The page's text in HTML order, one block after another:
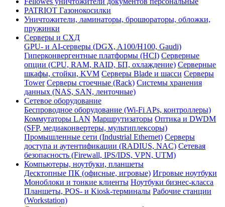
PATRIOT Газонокосилки
Уничтожители, ламинаторы, брошюраторы, обложки,
пружинки
Серверы и СХД
GPU- и AI-серверы (DGX, A100/H100, Gaudi)
Гиперконвергентные платформы (HCI) Серверные
опции (CPU, RAM, RAID, БП, охлаждение) Серверные
шкафы, стойки, KVM Серверы Blade и шасси Серверы
Tower Серверы стоечные (Rack) Системы хранения
данных (NAS, SAN, ленточные)
Сетевое оборудование
Беспроводное оборудование (Wi-Fi APs, контроллеры)
Коммутаторы LAN Маршрутизаторы Оптика и DWDM
(SFP, медиаконвертеры, мультиплексоры)
Промышленные сети (Industrial Ethernet) Серверы
доступа и аутентификации (RADIUS, NAC) Сетевая
безопасность (Firewall, IPS/IDS, VPN, UTM)
Компьютеры, ноутбуки, планшеты
Десктопные ПК (офисные, игровые) Игровые ноутбуки
Моноблоки и тонкие клиенты Ноутбуки бизнес-класса
Планшеты, POS- и Kiosk-терминалы Рабочие станции
(Workstation)